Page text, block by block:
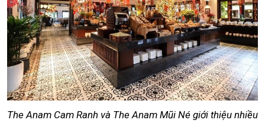
The Anam Cam Ranh và The Anam Mũi Né giới thiệu nhiều